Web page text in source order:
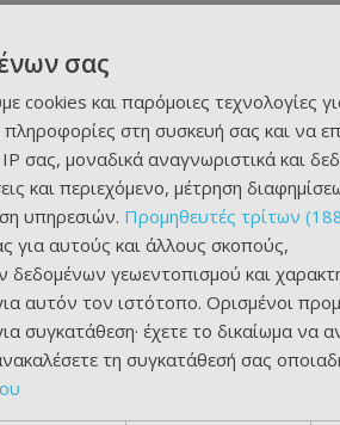
σας
cookies και παρόμοιες τεχνολογίες
στη συσκευή σας και να
σας, μοναδικά αναγνωριστικά και
και περιεχόμενο, μέτρηση
υπηρεσιών. Προμηθευτές τρίτων
για αυτούς και άλλους σκοπούς,
γεωεντοπισμού και
αυτόν τον ιστότοπο. Ορισμένοι
συγκατάθεση· έχετε το δικαίωμα να
τη συγκατάθεσή σας